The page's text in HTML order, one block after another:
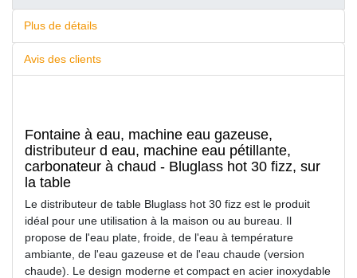
Plus de détails
Avis des clients
Fontaine à eau, machine eau gazeuse,
distributeur d eau, machine eau pétillante,
carbonateur à chaud - Bluglass hot 30 fizz, sur
la table
Le distributeur de table Bluglass hot 30 fizz est le produit
idéal pour une utilisation à la maison ou au bureau. Il
propose de l'eau plate, froide, de l'eau à température
ambiante, de l'eau gazeuse et de l'eau chaude (version
chaude). Le design moderne et compact en acier inoxydable